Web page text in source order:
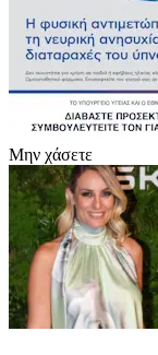
Μην χάσετε